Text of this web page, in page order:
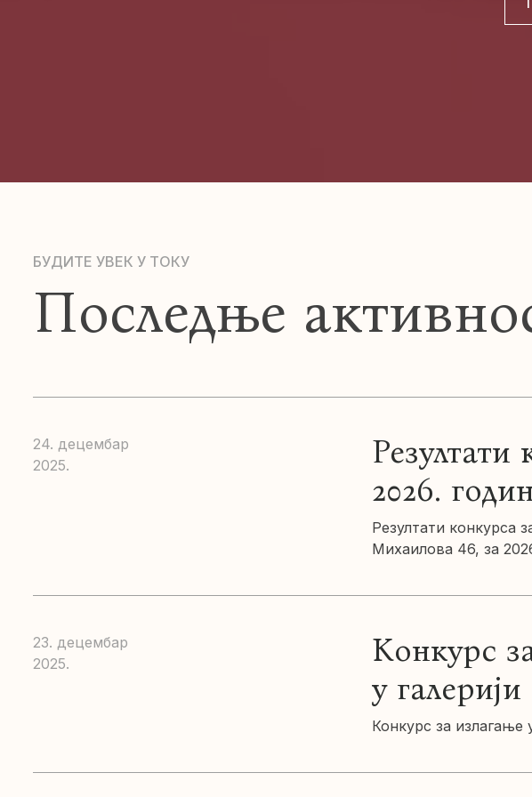
БУДИТЕ УВЕК У ТОКУ
Последње
24. децембар
2025.
2026.
Резултати конкурса
Михаилова 46, за
23. децембар
2025.
Конкурс
у
Конкурс за излагање